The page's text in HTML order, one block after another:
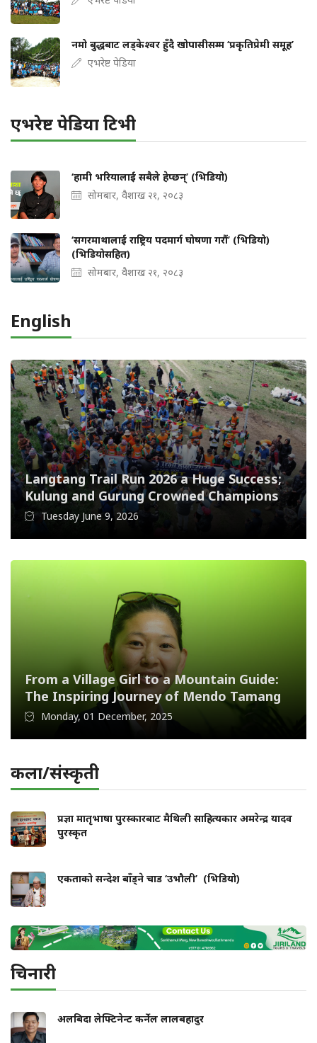
नमो बुद्धबाट लड्केश्वर हुँदै खोपासीसम्म ‘प्रकृतिप्रेमी समूह’
एभरेष्ट पेडिया
एभरेष्ट पेडिया टिभी
‘हामी भरियालाई सबैले हेप्छन्’ (भिडियो)
सोमबार, वैशाख २१, २०८३
‘सगरमाथालाई राष्ट्रिय पदमार्ग घोषणा गरौं’ (भिडियो)
(भिडियोसहित)
सोमबार, वैशाख २१, २०८३
English
Langtang Trail Run 2026 a Huge Success;
Kulung and Gurung Crowned Champions
Tuesday June 9, 2026
From a Village Girl to a Mountain Guide:
The Inspiring Journey of Mendo Tamang
Monday, 01 December, 2025
कला/संस्कृती
प्रज्ञा मातृभाषा पुरस्कारबाट मैथिली साहित्यकार अमरेन्द्र यादव
पुरस्कृत
एकताको सन्देश बाँड्ने चाड ‘उभौली’ (भिडियो)
चिनारी
अलबिदा लेफ्टिनेन्ट कर्नेल लालबहादुर